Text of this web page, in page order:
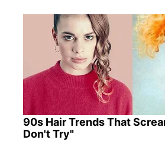
90s Hair Trends That
Don't Try"